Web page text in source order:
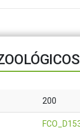
200